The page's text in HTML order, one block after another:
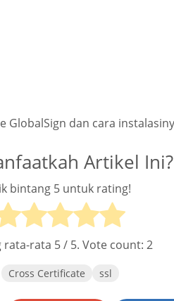
dan cara
Artikel Ini?
bintang 5 untuk rating!
rata-rata 5/ 5. Vote count: 2
Cross Certificate ssl